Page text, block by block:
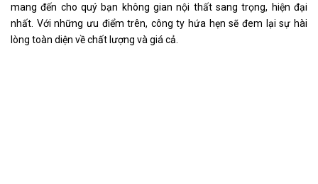
mang đến cho quý bạn không gian nội thất sang trọng, hiện đại
nhất. Với những ưu điểm trên, công ty hứa hẹn sẽ đem lại sự hài
lòng toàn diện về chất lượng và giá cả.